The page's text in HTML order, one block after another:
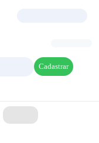
Cadastrar